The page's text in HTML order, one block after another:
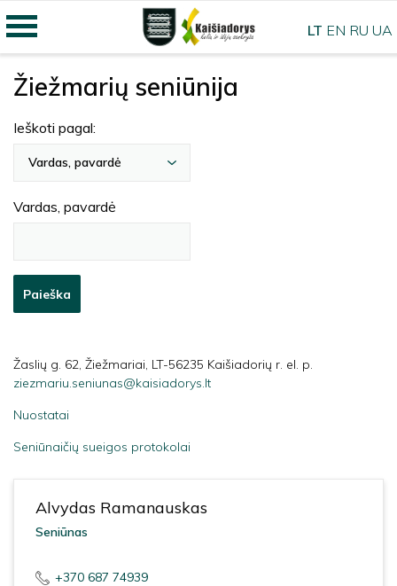
Žiežmarių seniūnija
Ieškoti pagal:
Vardas, pavardė
Vardas, pavardė
Paieška
Žaslių g. 62, Žiežmariai, LT-56235 Kaišiadorių r. el. p.
ziezmariu.seniunas@kaisiadorys.lt
Nuostatai
Seniūnaičių sueigos protokolai
Alvydas Ramanauskas
Seniūnas
+370 687 74939
LT EN RU UA